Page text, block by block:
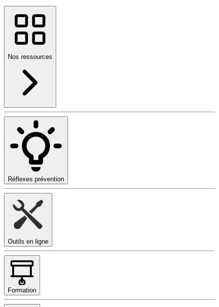
Nos ressources
Réflexes prévention
Outils en ligne
Formation